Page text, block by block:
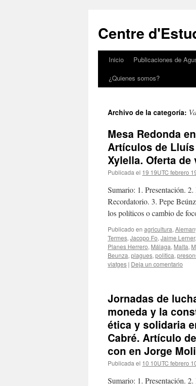
contenido
Centre
Inicio Publicaciones de
¿Quienes somos?
Archivo de la categoría:
Mesa Redonda
Artículos de
Xylella. Oferta de
Publicada el 19 19UTC febrero
Sumario: 1. Presentación.
Recordatorio. 3. Pepe
los políticos o cambio de
Publicado en agricultura,
Termes, Jacopo Fo, Jaime Lerner,
Planes Herrero, Málaga, Malta,
Beunza, plagues, politica,
viatges | Deja un comentario
Jornadas de
moneda y la
ética y solidaria
Cabré. Artículo
con en Jorge
Publicada el 10 10UTC febrero
Sumario: 1. Presentación.